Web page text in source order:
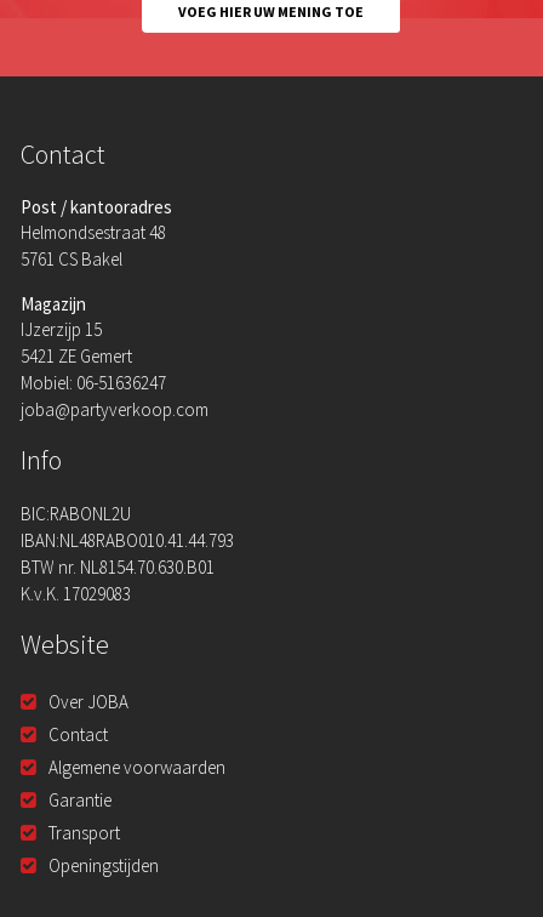
VOEG HIER UW MENING TOE
Contact
Post / kantooradres
Helmondsestraat 48
5761 CS Bakel
Magazijn
IJzerzijp 15
5421 ZE Gemert
Mobiel: 06-51636247
joba@partyverkoop.com
Info
BIC:RABONL2U
IBAN:NL48RABO010.41.44.793
BTW nr. NL8154.70.630.B01
K.v.K. 17029083
Website
Over JOBA
Contact
Algemene voorwaarden
Garantie
Transport
Openingstijden